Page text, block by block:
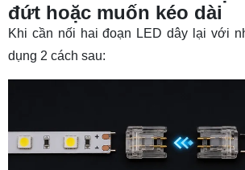
đứt hoặc muốn kéo dài
Khi cần nối hai đoạn LED dây lại với
dụng 2 cách sau: